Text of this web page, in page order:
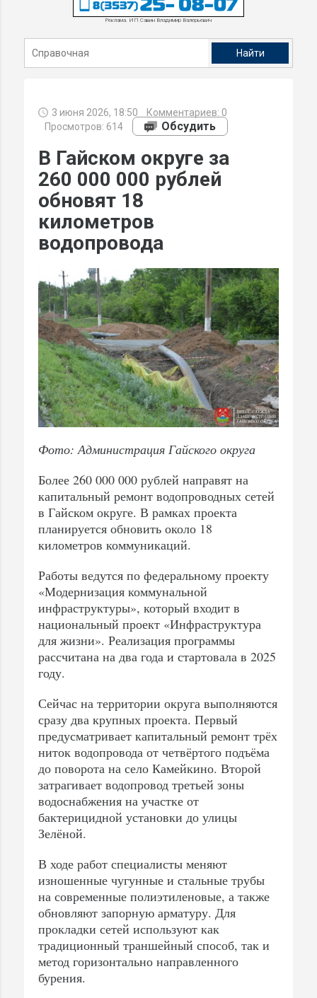
Реклама. ИП Савин Владимир Валерьевич
3 июня 2026, 18:50 Комментариев: 0
Просмотров: 614
Обсудить
В Гайском округе за
260 000 000 рублей
обновят 18
километров
водопровода
Фото: Администрация Гайского округа
Более 260 000 000 рублей направят на
капитальный ремонт водопроводных сетей
в Гайском округе. В рамках проекта
планируется обновить около 18
километров коммуникаций.
Работы ведутся по федеральному проекту
«Модернизация коммунальной
инфраструктуры», который входит в
национальный проект «Инфраструктура
для жизни». Реализация программы
рассчитана на два года и стартовала в 2025
году.
Сейчас на территории округа выполняются
сразу два крупных проекта. Первый
предусматривает капитальный ремонт трёх
ниток водопровода от четвёртого подъёма
до поворота на село Камейкино. Второй
затрагивает водопровод третьей зоны
водоснабжения на участке от
бактерицидной установки до улицы
Зелёной.
В ходе работ специалисты меняют
изношенные чугунные и стальные трубы
на современные полиэтиленовые, а также
обновляют запорную арматуру. Для
прокладки сетей используют как
традиционный траншейный способ, так и
метод горизонтально направленного
бурения.